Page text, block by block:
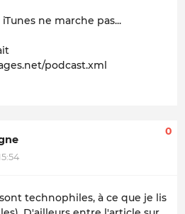
ne marche pas...
podcast.xml
0
technophiles, à ce que je lis